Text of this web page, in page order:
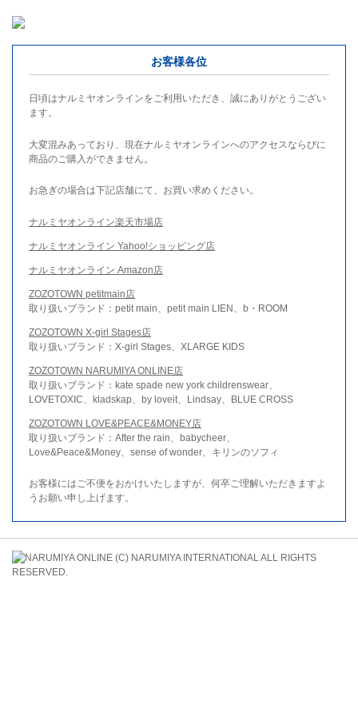
お客様各位
日頃はナルミヤオンラインをご利用いただき、誠にありがとうござい
ます。
大変混みあっており、現在ナルミヤオンラインへのアクセスならびに
商品のご購入ができません。
お急ぎの場合は下記店舗にて、お買い求めください。
ナルミヤオンライン楽天市場店
ナルミヤオンライン Yahoo!ショッピング店
ナルミヤオンライン Amazon店
ZOZOTOWN petitmain店
取り扱いブランド：petit main、petit main LIEN、b・ROOM
ZOZOTOWN X-girl Stages店
取り扱いブランド：X-girl Stages、XLARGE KIDS
ZOZOTOWN NARUMIYA ONLINE店
取り扱いブランド：kate spade new york childrenswear、
LOVETOXIC、kladskap、by loveit、Lindsay、BLUE CROSS
ZOZOTOWN LOVE&PEACE&MONEY店
取り扱いブランド：After the rain、babycheer、
Love&Peace&Money、sense of wonder、キリンのソフィ
お客様にはご不便をおかけいたしますが、何卒ご理解いただきますよ
うお願い申し上げます。